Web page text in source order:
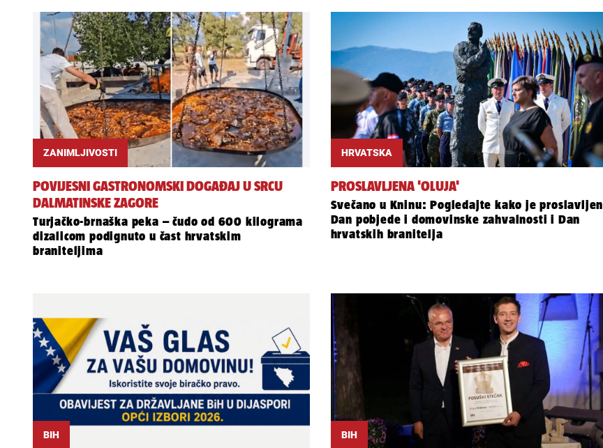
ZANIMLJIVOSTI
POVIJESNI GASTRONOMSKI DOGAĐAJ U SRCU
DALMATINSKE ZAGORE
Turjačko-brnaška peka – čudo od 600 kilograma
dizalicom podignuto u čast hrvatskim
braniteljima
HRVATSKA
PROSLAVLJENA 'OLUJA'
Svečano u Kninu: Pogledajte kako je proslavljen
Dan pobjede i domovinske zahvalnosti i Dan
hrvatskih branitelja
BIH BIH